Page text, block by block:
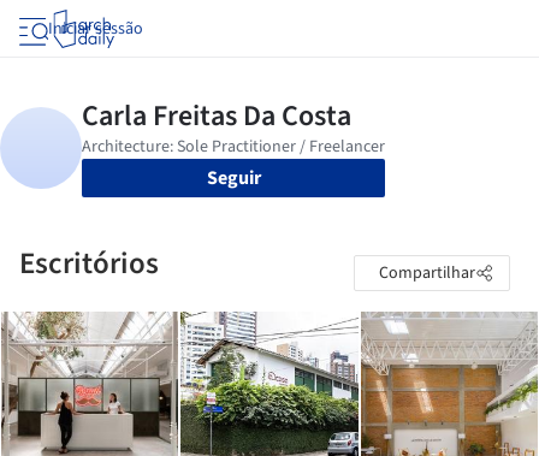
Iniciar sessão
Seguir
Escritórios Compartilhar